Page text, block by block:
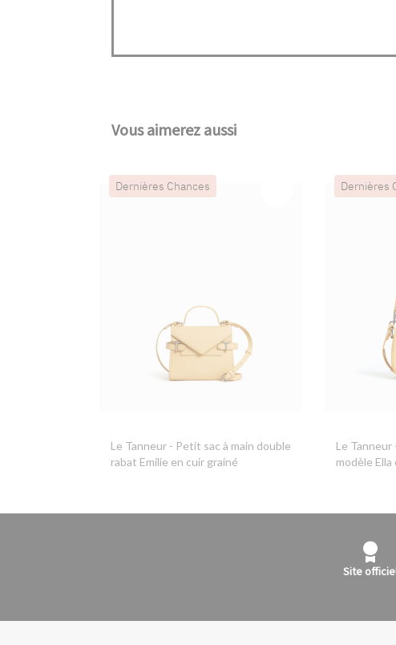
Vous aimerez aussi
Dernières Chances
Le Tanneur- Petit sac à main double
rabat Emilie en cuir grainé
Dernières
Le Tanneur
modèle
Site